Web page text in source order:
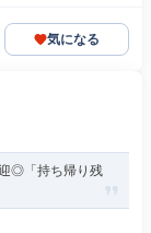
気になる
◎「持ち帰り残